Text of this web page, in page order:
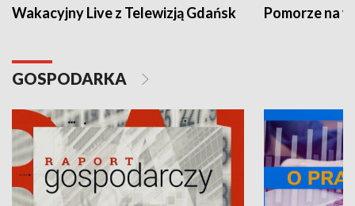
Wakacyjny Live z Telewizją Gdańsk Pomorze na
GOSPODARKA